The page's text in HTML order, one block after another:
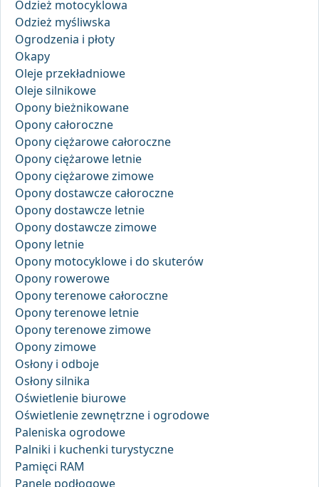
Odzież motocyklowa
Odzież myśliwska
Ogrodzenia i płoty
Okapy
Oleje przekładniowe
Oleje silnikowe
Opony bieżnikowane
Opony całoroczne
Opony ciężarowe całoroczne
Opony ciężarowe letnie
Opony ciężarowe zimowe
Opony dostawcze całoroczne
Opony dostawcze letnie
Opony dostawcze zimowe
Opony letnie
Opony motocyklowe i do skuterów
Opony rowerowe
Opony terenowe całoroczne
Opony terenowe letnie
Opony terenowe zimowe
Opony zimowe
Osłony i odboje
Osłony silnika
Oświetlenie biurowe
Oświetlenie zewnętrzne i ogrodowe
Paleniska ogrodowe
Palniki i kuchenki turystyczne
Pamięci RAM
Panele podłogowe